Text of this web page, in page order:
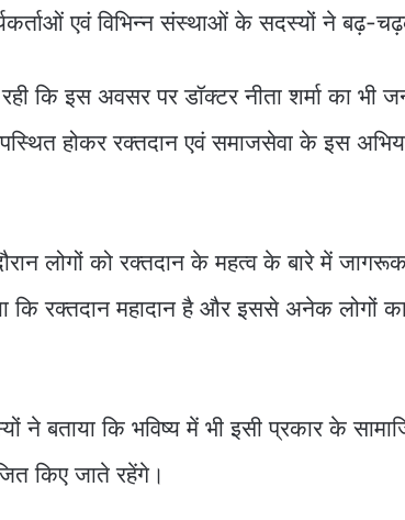
एवं विभिन्न संस्थाओं के सदस्यों ने बढ़-
कि इस अवसर पर डॉक्टर नीता शर्मा का भी
होकर रक्तदान एवं समाजसेवा के इस
लोगों को रक्तदान के महत्व के बारे में
कि रक्तदान महादान है और इससे अनेक लोगों
ने बताया कि भविष्य में भी इसी प्रकार के
किए जाते रहेंगे।